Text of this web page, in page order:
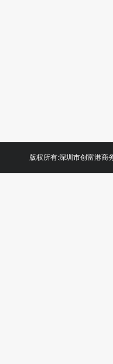
版权所有:深圳市创富港